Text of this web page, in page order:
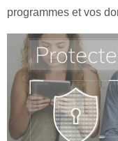
programmes et vos